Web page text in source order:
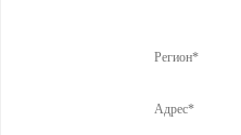
Регион*
Адрес*